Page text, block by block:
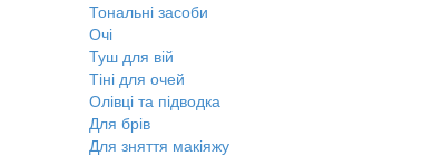
Тональні засоби
Очі
Туш для вій
Тіні для очей
Олівці та підводка
Для брів
Для зняття макіяжу